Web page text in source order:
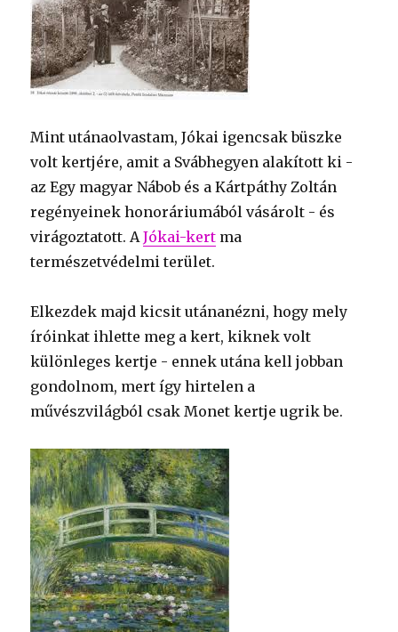
Mint utánaolvastam, Jókai igencsak büszke
volt kertjére, amit a Svábhegyen alakított ki -
az Egy magyar Nábob és a Kártpáthy Zoltán
regényeinek honoráriumából vásárolt - és
virágoztatott. AJókai-kert ma
természetvédelmi terület.
Elkezdek majd kicsit utánanézni, hogy mely
íróinkat ihlette meg a kert, kiknek volt
különleges kertje - ennek utána kell jobban
gondolnom, mert így hirtelen a
művészvilágból csak Monet kertje ugrik be.